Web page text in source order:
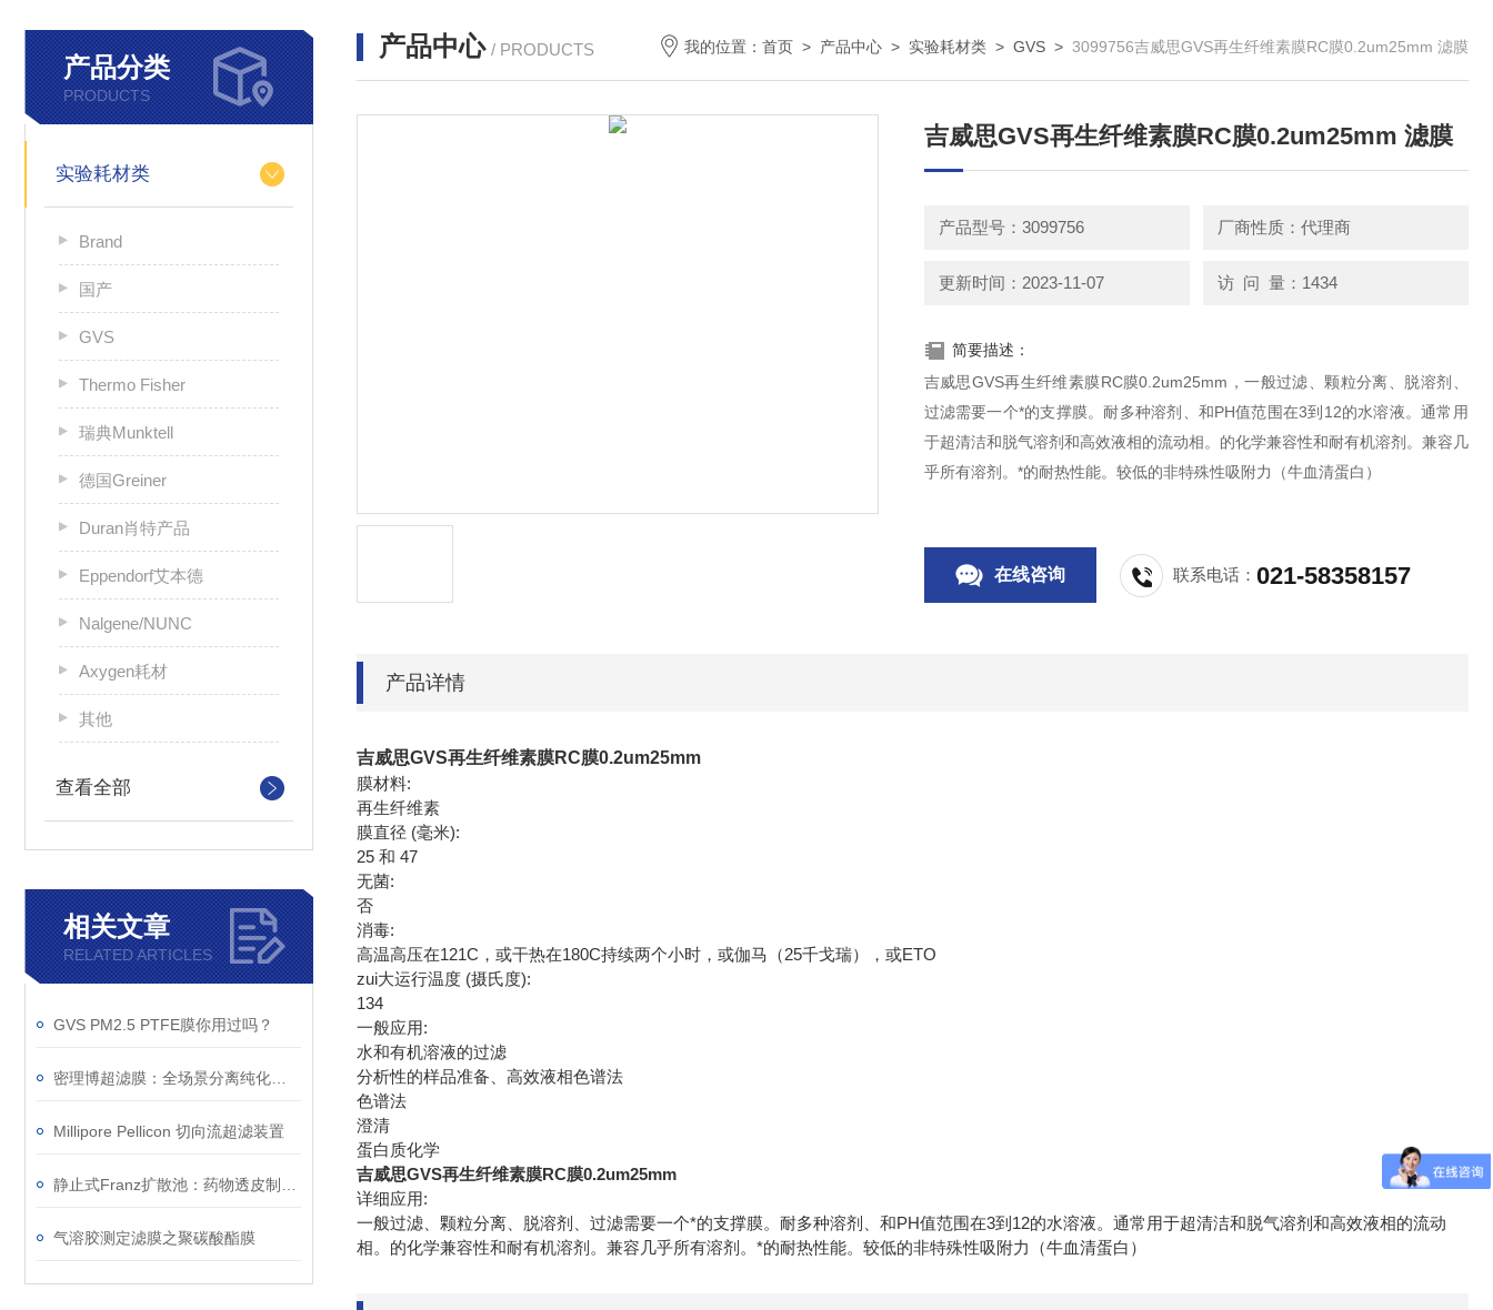
产品分类
PRODUCTS
实验耗材类
Brand
国产
GVS
Thermo Fisher
瑞典Munktell
德国Greiner
Duran肖特产品
Eppendorf艾本德
Nalgene/NUNC
Axygen耗材
其他
查看全部
相关文章
RELATED ARTICLES
GVS PM2.5 PTFE膜你用过吗？
Millipore Pellicon 切向流超滤装置
气溶胶测定滤膜之聚碳酸酯膜
产品中心 / PRODUCTS 我的位置： 首页 > 产品中心 > 实验耗材类 > GVS > 3099756吉威思GVS再生纤维素膜RC膜0.2um25mm 滤膜
吉威思GVS再生纤维素膜RC膜0.2um25mm 滤膜
产品型号：3099756 厂商性质：代理商
更新时间：2023-11-07 访 问 量：1434
简要描述：
吉威思GVS再生纤维素膜RC膜0.2um25mm，一般过滤、颗粒分离、脱溶剂、
过滤需要一个*的支撑膜。耐多种溶剂、和PH值范围在3到12的水溶液。通常用
于超清洁和脱气溶剂和高效液相的流动相。的化学兼容性和耐有机溶剂。兼容几
乎所有溶剂。*的耐热性能。较低的非特殊性吸附力（牛血清蛋白）
在线咨询 联系电话：021-58358157
产品详情
吉威思GVS再生纤维素膜RC膜0.2um25mm
膜材料:
再生纤维素
膜直径 (毫米):
25 和 47
无菌:
否
消毒:
高温高压在121C，或干热在180C持续两个小时，或伽马（25千戈瑞），或ETO
zui大运行温度 (摄氏度):
134
一般应用:
水和有机溶液的过滤
分析性的样品准备、高效液相色谱法
色谱法
澄清
蛋白质化学
吉威思GVS再生纤维素膜RC膜0.2um25mm
详细应用:
一般过滤、颗粒分离、脱溶剂、过滤需要一个*的支撑膜。耐多种溶剂、和PH值范围在3到12的水溶液。通常用于超清洁和脱气溶剂和高效液相的流动
相。的化学兼容性和耐有机溶剂。兼容几乎所有溶剂。*的耐热性能。较低的非特殊性吸附力（牛血清蛋白）